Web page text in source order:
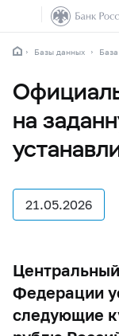
Базы данных
на
21.05.2026
Федерации
следующие